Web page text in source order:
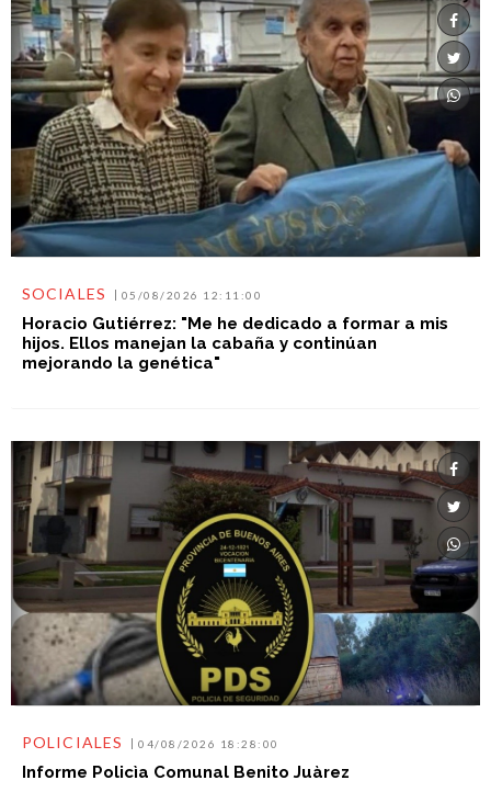
SOCIALES 05/08/2026 12:11:00
Horacio Gutiérrez: "Me he dedicado a formar a mis
hijos. Ellos manejan la cabaña y continúan
mejorando la genética"
POLICIALES 04/08/2026 18:28:00
Informe Policìa Comunal Benito Juàrez